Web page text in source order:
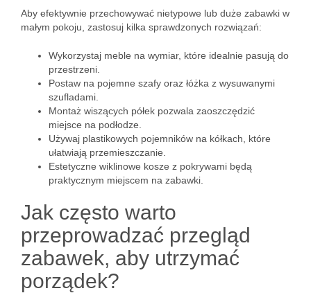
Aby efektywnie przechowywać nietypowe lub duże zabawki w
małym pokoju, zastosuj kilka sprawdzonych rozwiązań:
Wykorzystaj meble na wymiar, które idealnie pasują do
przestrzeni.
Postaw na pojemne szafy oraz łóżka z wysuwanymi
szufladami.
Montaż wiszących półek pozwala zaoszczędzić
miejsce na podłodze.
Używaj plastikowych pojemników na kółkach, które
ułatwiają przemieszczanie.
Estetyczne wiklinowe kosze z pokrywami będą
praktycznym miejscem na zabawki.
Jak często warto
przeprowadzać przegląd
zabawek, aby utrzymać
porządek?